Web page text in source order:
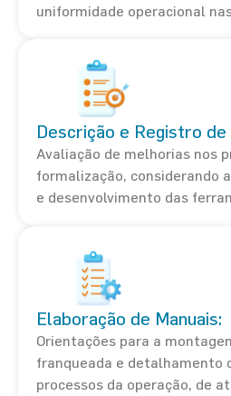
uniformidade operacional
Descrição e Registro
Avaliação de melhorias nos
formalização, considerando
e desenvolvimento das
Elaboração de Manuais:
Orientações para a
franqueada e detalhamento
processos da operação, de